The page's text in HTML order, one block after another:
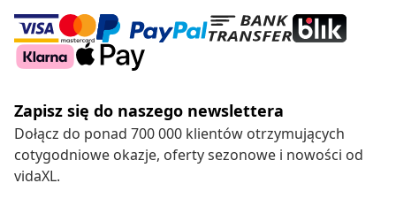
Zapisz się do naszego newslettera
Dołącz do ponad 700 000 klientów otrzymujących
cotygodniowe okazje, oferty sezonowe i nowości od
vidaXL.